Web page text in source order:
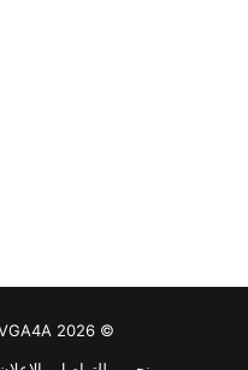
© VGA4A 2026, جميع الحقوق محفوظة